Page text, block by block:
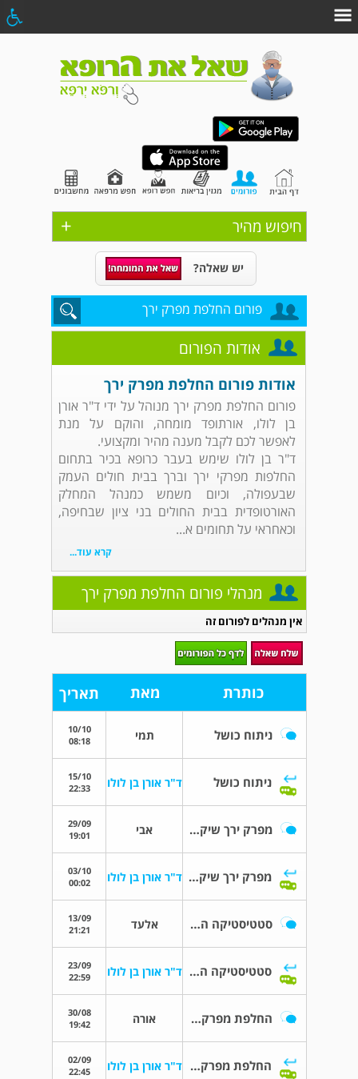
+ חיפוש מהיר
יש שאלה?
פורום החלפת מפרק ירך
אודות הפורום
אודות פורום החלפת מפרק ירך
פורום החלפת מפרק ירך מנוהל על ידי ד"ר אורן
בן לולו, אורתופד מומחה, והוקם על מנת
לאפשר לכם לקבל מענה מהיר ומקצועי.
ד"ר בן לולו שימש בעבר כרופא בכיר בתחום
החלפות מפרקי ירך וברך בבית חולים העמק
שבעפולה, וכיום משמש כמנהל המחלק
האורטופדית בבית החולים בני ציון שבחיפה,
וכאחראי על תחומים א...
קרא עוד...
מנהלי פורום החלפת מפרק ירך
אין מנהלים לפורום זה
כותרת מאת תאריך
ניתוח כושל תמי
10/10
08:18
ניתוח כושל ד"ר אורן בן לולו
15/10
22:33
מפרק ירך שיקום והגבלות תנועה אבי
29/09
19:01
מפרק ירך שיקום והגבלות תנועה ד"ר אורן בן לולו
03/10
00:02
סטטיסטיקה החלפת מפרק ברך אלעד
13/09
21:21
סטטיסטיקה החלפת מפרק ברך ד"ר אורן בן לולו
23/09
22:59
החלפת מפרק ברך אורה
30/08
19:42
החלפת מפרק ברך ד"ר אורן בן לולו
02/09
22:45